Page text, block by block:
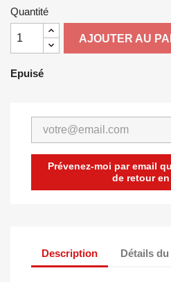
Quantité
AJOUTER AU
Epuisé
Prévenez-moi par email
de retour
Description Détails